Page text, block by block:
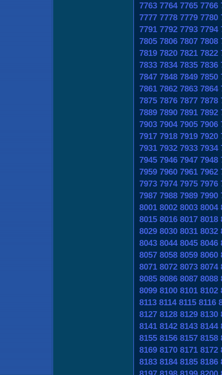
7763 7764 7765 7766
7777 7778 7779 7780
7791 7792 7793 7794
7805 7806 7807 7808
7819 7820 7821 7822
7833 7834 7835 7836
7847 7848 7849 7850
7861 7862 7863 7864
7875 7876 7877 7878
7889 7890 7891 7892
7903 7904 7905 7906
7917 7918 7919 7920
7931 7932 7933 7934
7945 7946 7947 7948
7959 7960 7961 7962
7973 7974 7975 7976
7987 7988 7989 7990
8001 8002 8003 8004
8015 8016 8017 8018
8029 8030 8031 8032
8043 8044 8045 8046
8057 8058 8059 8060
8071 8072 8073 8074
8085 8086 8087 8088
8099 8100 8101 8102
8113 8114 8115 8116
8127 8128 8129 8130
8141 8142 8143 8144
8155 8156 8157 8158
8169 8170 8171 8172
8183 8184 8185 8186